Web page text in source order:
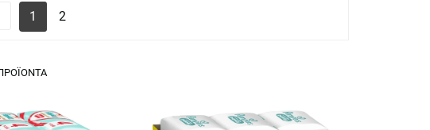
1 2